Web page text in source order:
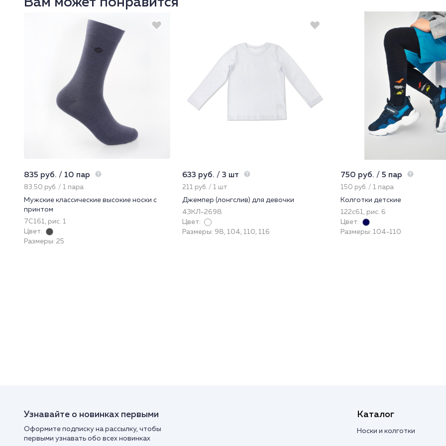
835 руб. / 10 пар
83.50 руб. / 1 пара
Мужские классические высокие носки с
принтом
7С161, рис. 1
Цвет:
Размеры: 25
633 руб. / 3 шт
211 руб. / 1 шт
Джемпер (лонгслив) для девочки
43КЛ-2698
Цвет:
Размеры: 98, 104, 110, 116
750 руб. / 5 пар
150 руб. / 1 пара
Колготки детские
122с61, рис. 6
Цвет:
Размеры: 104-110
Узнавайте о новинках первыми
Оформите подписку на рассылку, чтобы
первыми узнавать обо всех новинках
Каталог
Носки и колготки